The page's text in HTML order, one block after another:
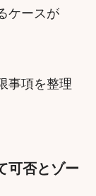
ケースが
事項を整理
否とゾー